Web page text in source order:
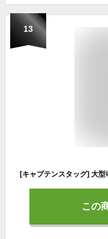
13
[キャプテンスタッグ] 大
この